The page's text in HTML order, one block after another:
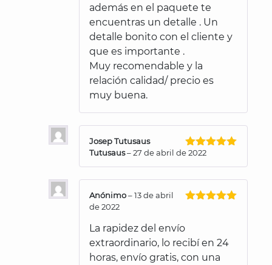
además en el paquete te
encuentras un detalle . Un
detalle bonito con el cliente y
que es importante .
Muy recomendable y la
relación calidad/ precio es
muy buena.
Valorado
con5de 5
Josep Tutusaus
Tutusaus–27 de abril de 2022
Anónimo–13 de abril
de 2022
La rapidez del envío
extraordinario, lo recibí en 24
horas, envío gratis, con una